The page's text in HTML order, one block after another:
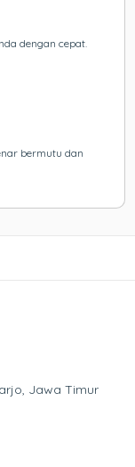
dengan cepat.
bermutu dan
Jawa Timur